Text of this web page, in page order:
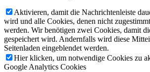
Aktivieren, damit die Nachrichtenleiste
wird und alle Cookies, denen nicht
werden. Wir benötigen zwei Cookies, damit
gespeichert wird. Andernfalls wird diese
Seitenladen eingeblendet werden.
Hier klicken, um notwendige Cookies zu
Google Analytics Cookies